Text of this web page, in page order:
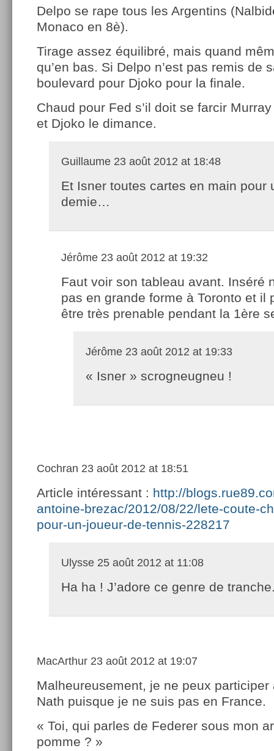
Delpo se rape tous les Argentins
Monaco en 8è).
Tirage assez équilibré, mais quand
qu’en bas. Si Delpo n’est pas remis de
boulevard pour Djoko pour la finale.
Chaud pour Fed s’il doit se farcir
et Djoko le dimance.
Guillaume 23 août 2012 at 18:48
Et Isner toutes cartes en main pour
demie…
Jérôme 23 août 2012 at 19:32
Faut voir son tableau avant. Inséré
pas en grande forme à Toronto et il
être très prenable pendant la 1ère
Jérôme 23 août 2012 at 19:33
« Isner » scrogneugneu !
Cochran 23 août 2012 at 18:51
Article intéressant : http://
antoine-brezac/2012/08/22/lete-coute-
pour-un-joueur-de-tennis-228217
Ulysse 25 août 2012 at 11:08
Ha ha ! J’adore ce genre de
MacArthur 23 août 2012 at 19:07
Malheureusement, je ne peux participer
Nath puisque je ne suis pas en France.
« Toi, qui parles de Federer sous mon
pomme ? »